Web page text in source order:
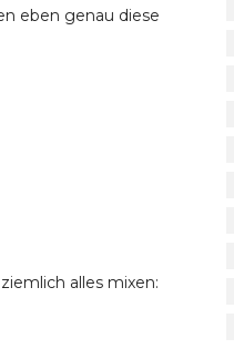
eben genau diese
alles mixen: